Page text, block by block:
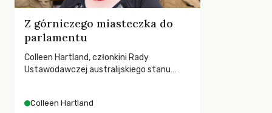
Z górniczego miasteczka do
parlamentu
Colleen Hartland, członkini Rady
Ustawodawczej australijskiego stanu
polityczką.
Colleen Hartland